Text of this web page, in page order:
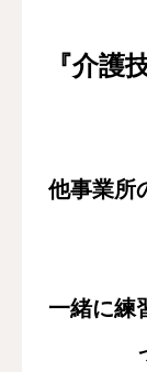
『介護
他事業所
一緒に練